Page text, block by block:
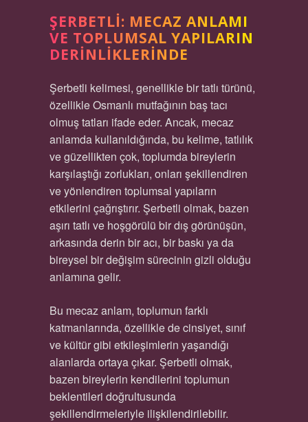
ŞERBETLI: MECAZ ANLAMI
VE TOPLUMSAL YAPILARIN
DERINLIKLERINDE
Şerbetli kelimesi, genellikle bir tatlı türünü,
özellikle Osmanlı mutfağının baş tacı
olmuş tatları ifade eder. Ancak, mecaz
anlamda kullanıldığında, bu kelime, tatlılık
ve güzellikten çok, toplumda bireylerin
karşılaştığı zorlukları, onları şekillendiren
ve yönlendiren toplumsal yapıların
etkilerini çağrıştırır. Şerbetli olmak, bazen
aşırı tatlı ve hoşgörülü bir dış görünüşün,
arkasında derin bir acı, bir baskı ya da
bireysel bir değişim sürecinin gizli olduğu
anlamına gelir.
Bu mecaz anlam, toplumun farklı
katmanlarında, özellikle de cinsiyet, sınıf
ve kültür gibi etkileşimlerin yaşandığı
alanlarda ortaya çıkar. Şerbetli olmak,
bazen bireylerin kendilerini toplumun
beklentileri doğrultusunda
şekillendirmeleriyle ilişkilendirilebilir.